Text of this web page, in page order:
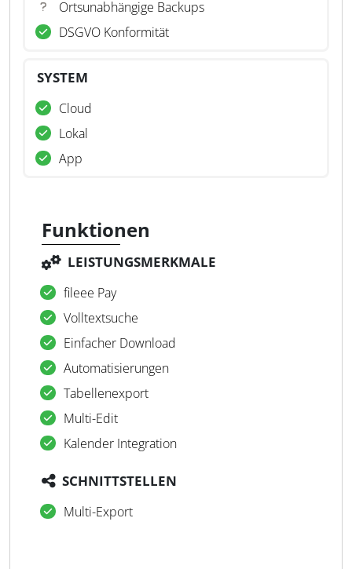
Ortsunabhängige Backups
DSGVO Konformität
SYSTEM
Cloud
Lokal
App
Funktionen
LEISTUNGSMERKMALE
fileee Pay
Volltextsuche
Einfacher Download
Automatisierungen
Tabellenexport
Multi-Edit
Kalender Integration
SCHNITTSTELLEN
Multi-Export